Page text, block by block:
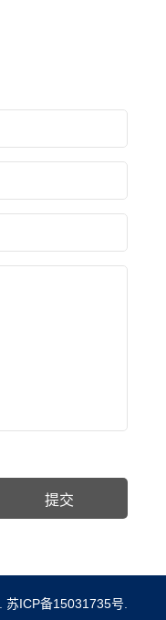
苏ICP备15031735号